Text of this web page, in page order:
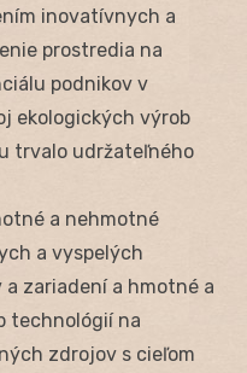
inovatívnych a
prostredia na
podnikov v
ekologických výrob
trvalo udržateľného
a nehmotné
a vyspelých
zariadení a hmotné a
technológií na
zdrojov s cieľom